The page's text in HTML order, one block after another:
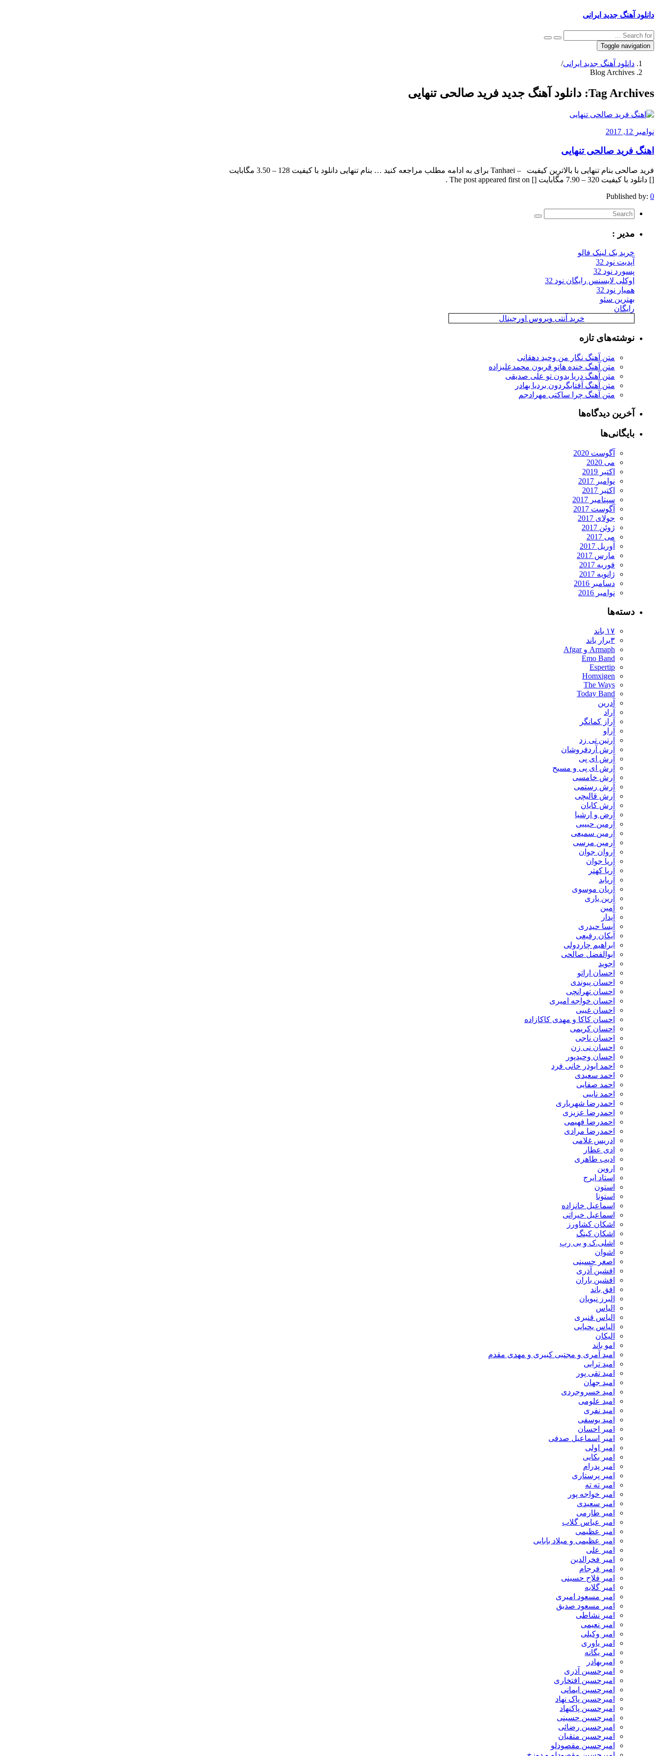
دانلود آهنگ جدید ایرانی
Toggle navigation
دانلود آهنگ جدید ایرانی/
Blog Archives
Tag Archives: دانلود آهنگ جدید فرید صالحی تنهایی
نوامبر 12, 2017
اهنگ فرید صالحی تنهایی
فرید صالحی بنام تنهایی با بالاترین کیفیت – Tanhaei برای به ادامه مطلب مراجعه کنید … بنام تنهایی دانلود با کیفیت 128 – 3.50 مگابایت
[] دانلود با کیفیت 320 – 7.90 مگابایت [] The post appeared first on .
Published by: 0
مدیر :
خرید بک لینک فالو
آپدیت نود 32
پسورد نود 32
اوکلی لایسنس رایگان نود 32
همیار نود 32
بهترین سئو
رایگان
خرید آنتی ویروس اورجینال
نوشته‌های تازه
متن آهنگ نگار من وحید دهقانی
متن آهنگ خنده هاتو قربون محمدعلیزاده
متن آهنگ دریا بدون تو علی صدیقی
متن آهنگ آفتابگردون بردیا بهادر
متن آهنگ چرا ساکتی مهرادجم
آخرین دیدگاه‌ها
بایگانی‌ها
آگوست 2020
می 2020
اکتبر 2019
نوامبر 2017
اکتبر 2017
سپتامبر 2017
آگوست 2017
جولای 2017
ژوئن 2017
می 2017
آوریل 2017
مارس 2017
فوریه 2017
ژانویه 2017
دسامبر 2016
نوامبر 2016
دسته‌ها
۱۷ باند
۳برار باند
Armaph و Afgar
Emo Band
Espertip
Homxigen
The Ways
Today Band
آدرین
آراد
آراز کمانگر
آراو
آرتین تی زد
آرش آردفروشان
آرش ای پی
آرش ای پی و مسیح
آرش خامسی
آرش رستمی
آرش قالیچی
آرش کایان
​آرض و ارشیا
آرمین حبیبی
آرمین سمیعی
آرمین مرسی
آروان جوان
آریا جوان
آریا کهتر
آریابد
آریان موسوی
آرین یاری
آمین
آیدار
آیسا حیدری
آیکان رفیعی
ابراهیم چاردولی
ابوالفضل صالحی
اجوید
احسان اراتو
احسان پیوندی
احسان تهرانچی
احسان خواجه امیری
احسان غیبی
احسان کاکا و مهدی کاکازاده
احسان کریمی
احسان ناجی
احسان نی زن
احسان وحیدپور
احمد ابوذر خانی فرد
احمد سعیدی
احمد صفایی
احمد نایبی
احمدرضا شهریاری
احمدرضا عزیزی
احمدرضا فهیمی
احمدرضا مرادی
ادریس غلامی
ادی عطار
ادیب طاهری
اروین
استاد ایرج
استون
استونا
اسماعیل خانزاده
اسماعیل خیراتی
اشکان کشاورز
اشکان کینگ
اشلی.ک و بی رپ
اشوان
اصغر حسینی
افشین آذری
افشین باران
افق باند
البرز نبویان
الیاس
الیاس قنبرى
الیاس یحیایی
الیکان
امو باند
امید آمری و مجتبی کبیری و مهدى مقدم
امید ترابی
امید تقی پور
امید جهان
امید خسروجردی
امید علومی
امید نفری
امید یوسفی
امیر احسان
امیر اسماعیل صدفی
امیر اولی
امیر بکایی
امیر پدرام
امیر پرستاری
امیر ته ته
امیر خواجه پور
امیر سعیدی
امیر طارمی
امیر عباس گلاب
امیر عظیمی
امیر عظیمی و میلاد بابایی
امیر علی
امیر فخرالدین
امیر فرجام
امیر فلاح حسینی
امیر گلایه
امیر مسعود امیری
امیر مسعود صدیق
امیر نشاطی
امیر نعیمی
امیر وکیلی
امیر یاوری
امیر یگانه
امیربهادر
امیرحسین آذری
امیرحسین افتخاری
امیرحسین ایمانی
امیرحسین پاک نهاد
امیرحسین پاکنهاد
امیرحسین حسینی
امیرحسین رضائی
امیرحسین متقیان
امیرحسین مقصودلو